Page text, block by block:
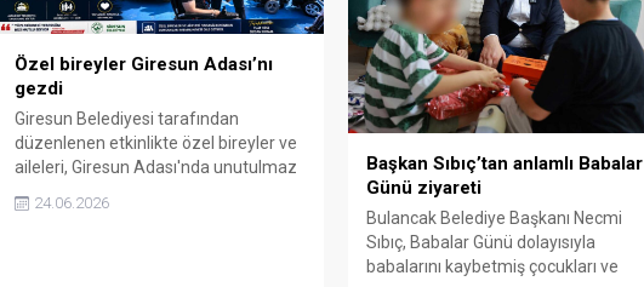
Özel bireyler Giresun Adası’nı
gezdi
Giresun Belediyesi tarafından
düzenlenen etkinlikte özel bireyler ve
aileleri, Giresun Adası'nda unutulmaz
Köse'nin de katıldığı programda,
24.06.2026
Başkan Sıbıç’tan anlamlı Babalar
Günü ziyareti
Bulancak Belediye Başkanı Necmi
Sıbıç, Babalar Günü dolayısıyla
babalarını kaybetmiş çocukları ve